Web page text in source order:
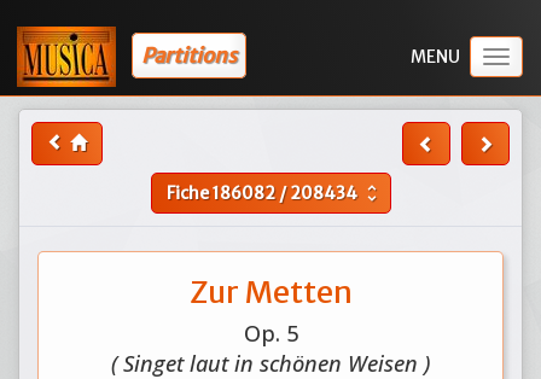
Partitions
Fiche186082/208434 unfold_more
Zur Metten
Op. 5
( Singet laut in schönen Weisen )